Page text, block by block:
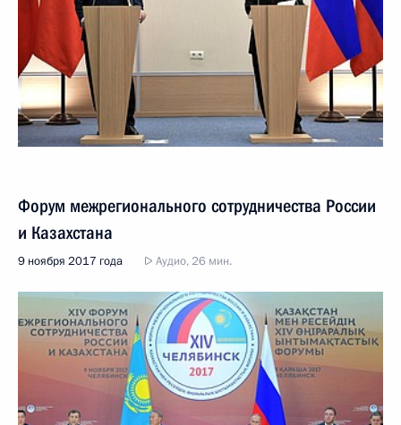
Форум межрегионального сотрудничества России
и Казахстана
9 ноября 2017 года Аудио, 26 мин.